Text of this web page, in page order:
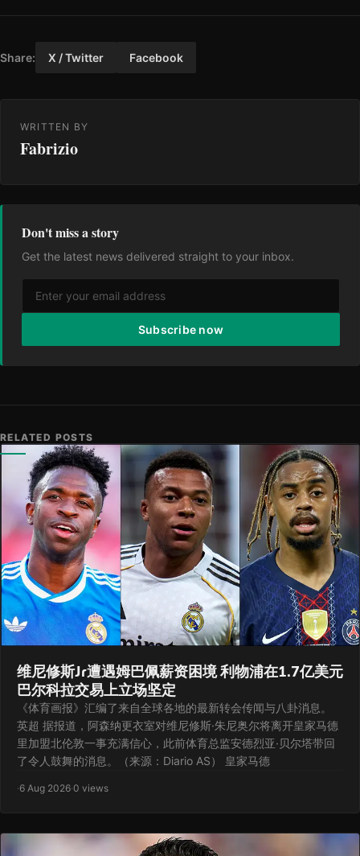
Share: X / Twitter Facebook
WRITTEN BY
Fabrizio
Don't miss a story
Get the latest news delivered straight to your inbox.
Subscribe now
RELATED POSTS
维尼修斯Jr遭遇姆巴佩薪资困境 利物浦在1.7亿美元
巴尔科拉交易上立场坚定
《体育画报》汇编了来自全球各地的最新转会传闻与八卦消息。
英超 据报道，阿森纳更衣室对维尼修斯·朱尼奥尔将离开皇家马德
里加盟北伦敦一事充满信心，此前体育总监安德烈亚·贝尔塔带回
了令人鼓舞的消息。（来源：Diario AS） 皇家马德
·6 Aug 2026·0 views